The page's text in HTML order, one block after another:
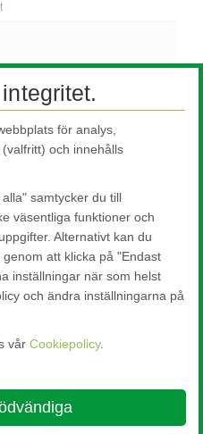
and Compliance Hotline
för analys,
och innehålls
samtycker du till
väsentliga funktioner och
Alternativt kan du
att klicka på "Endast
inställningar när som helst
och ändra inställningarna på
vår Cookiepolicy.